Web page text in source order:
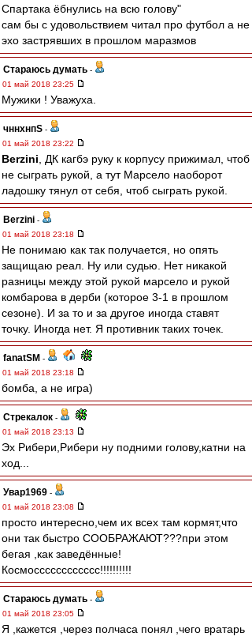
Спартака ёбнулись на всю голову"
сам бы с удовольствием читал про футбол а не
эхо застрявших в прошлом маразмов
Стараюсь думать -
01 май 2018 23:25
Мужики ! Уважуха.
чннхнпS -
01 май 2018 23:22
Berzini , ДК кагбэ руку к корпусу прижимал, чтоб
не сыграть рукой, а тут Марсело наоборот
ладошку тянул от себя, чтоб сыграть рукой.
Berzini -
01 май 2018 23:18
Не понимаю как так получается, но опять
защищаю реал. Ну или судью. Нет никакой
разницы между этой рукой марсело и рукой
комбарова в дерби (которое 3-1 в прошлом
сезоне). И за то и за другое иногда ставят
точку. Иногда нет. Я противник таких точек.
fanatSM -
01 май 2018 23:18
бомба, а не игра)
Стрекалок -
01 май 2018 23:13
Эх Рибери,Рибери ну подними голову,катни на
ход...
Увар1969 -
01 май 2018 23:08
просто интересно,чем их всех там кормят,что
они так быстро СООБРАЖАЮТ???при этом
бегая ,как заведённые!
Космосссссссссссс!!!!!!!!!!
Стараюсь думать -
01 май 2018 23:05
Я ,кажется ,через полчаса понял ,чего вратарь